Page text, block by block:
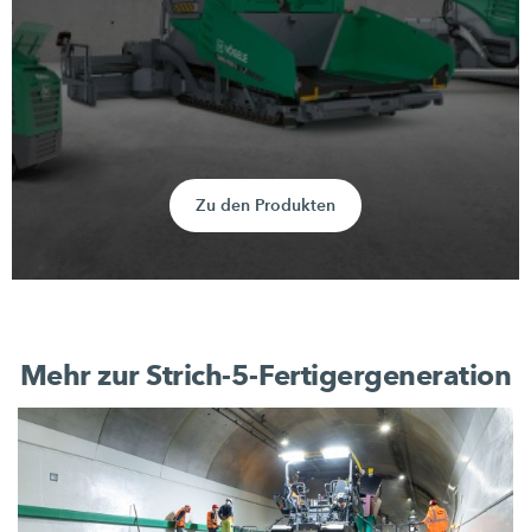
Zu den Produkten
Mehr zur Strich-5-Fertigergeneration